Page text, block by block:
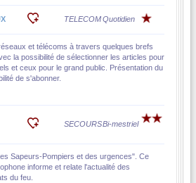
TELECOMQuotidien
et télécoms à travers quelques brefs
la possibilité de sélectionner les articles pour
et ceux pour le grand public. Présentation du
de s'abonner.
SECOURSBi-mestriel
Sapeurs-Pompiers et des urgences". Ce
informe et relate l'actualité des
du feu.